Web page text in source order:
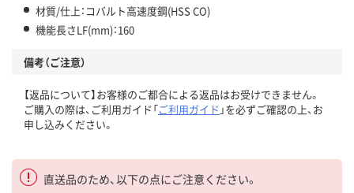
材質/仕上：コバルト高速度鋼(HSS CO)
機能長さLF(mm)：160
備考（ご注意）
【返品について】お客様のご都合による返品はお受けできません。
ご購入の際は、ご利用ガイド「ご利用ガイド 」を必ずご確認の上、お
申し込みください。
直送品のため、以下の点にご注意ください。